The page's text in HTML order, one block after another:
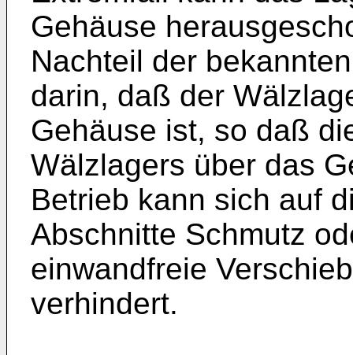
Gehäuse
Nachteil der
darin, daß der
Gehäuse ist, so daß
Wälzlagers über das
Betrieb kann sich auf
Abschnitte Schmutz
einwandfreie
verhindert.